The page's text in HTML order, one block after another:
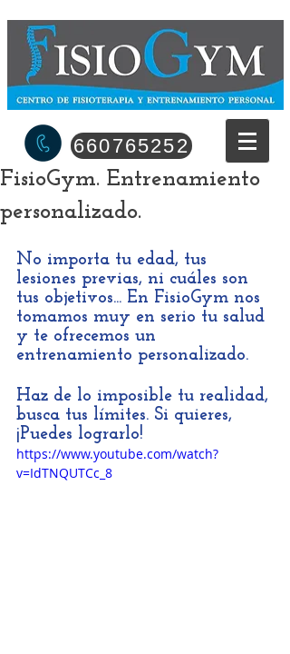
660765252
FisioGym. Entrenamiento
personalizado.
No importa tu edad, tus
lesiones previas, ni cuáles son
tus objetivos... En FisioGym nos
tomamos muy en serio tu salud
y te ofrecemos un
entrenamiento personalizado.
Haz de lo imposible tu realidad,
busca tus límites. Si quieres,
¡Puedes lograrlo!
https://www.youtube.com/watch?
v=IdTNQUTCc_8